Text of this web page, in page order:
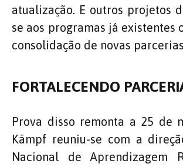
atualização. E outros projetos
se aos programas já existentes
consolidação de novas
FORTALECENDO
Prova disso remonta a 25 de
Kämpf reuniu-se com a
Nacional de Aprendizagem